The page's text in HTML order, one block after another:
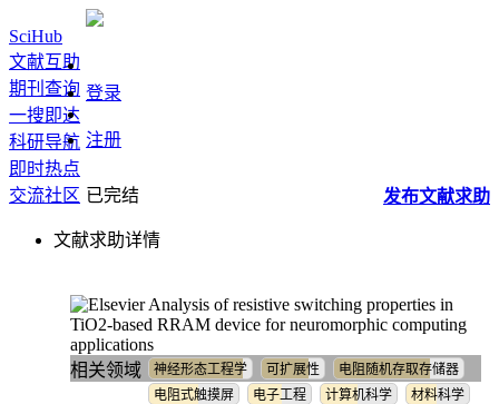
SciHub
文献互助
期刊查询
一搜即达
科研导航
即时热点
交流社区
登录
注册
发布文献求助
已完结
文献求助详情
Analysis of resistive switching properties in
TiO2-based RRAM device for neuromorphic computing
applications
相关领域
神经形态工程学 可扩展性
电阻随机存取存储器
电阻式触摸屏
电子工程 计算机科学
材料科学